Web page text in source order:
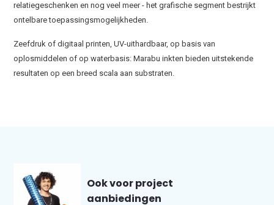
relatiegeschenken en nog veel meer - het grafische segment bestrijkt
ontelbare toepassingsmogelijkheden.
Zeefdruk of digitaal printen, UV-uithardbaar, op basis van
oplosmiddelen of op waterbasis: Marabu inkten bieden uitstekende
resultaten op een breed scala aan substraten.
Ook voor project
aanbiedingen